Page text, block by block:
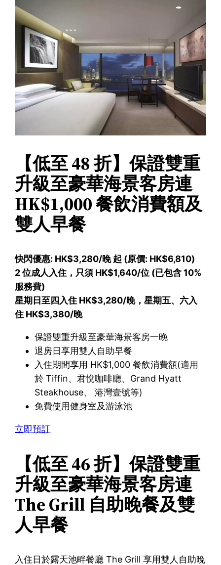
【低至 48 折】保證雙重
升級至豪華海景客房連
HK$1,000 餐飲消費額及
雙人早餐
快閃優惠: HK$3,280/晚 起 (原價: HK$6,810)
2 位成人入住，只須 HK$1,640/位 (已包含 10%
服務費)
星期日至四入住 HK$3,280/晚，星期五、六入
住 HK$3,380/晚
保證雙重升級至豪華海景客房一晚
退房日享用雙人自助早餐
入住期間享用 HK$1,000 餐飲消費額(適用
於 Tiffin、君悅咖啡廳、Grand Hyatt
Steakhouse、 港灣壹號等)
免費使用健身室及游泳池
立即預訂
【低至 46 折】保證雙重
升級至豪華海景客房連
The Grill 自助晚餐及雙
人早餐
入住日於露天池畔餐廳 The Grill 享用雙人自助晚